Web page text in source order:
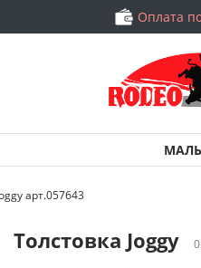
Оплата
арт.057643
Толстовка Joggy